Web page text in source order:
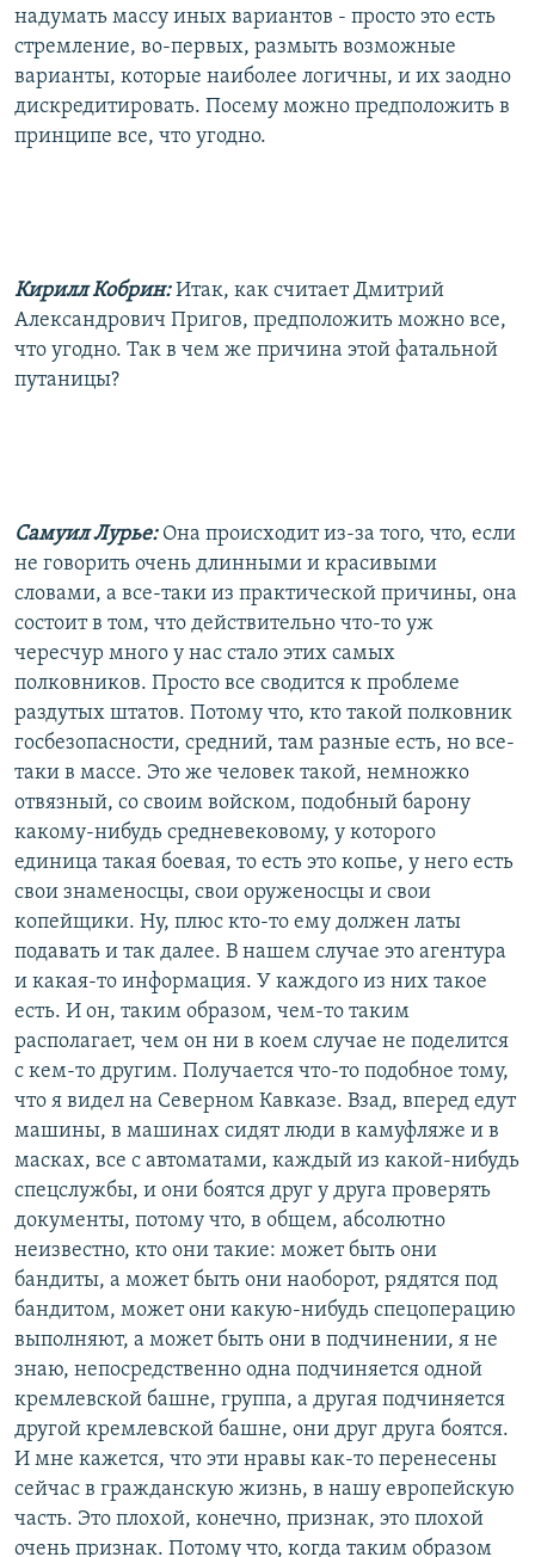
надумать массу иных вариантов - просто это есть
стремление, во-первых, размыть возможные
варианты, которые наиболее логичны, и их заодно
дискредитировать. Посему можно предположить в
принципе все, что угодно.
Кирилл Кобрин:Итак, как считает Дмитрий
Александрович Пригов, предположить можно все,
что угодно. Так в чем же причина этой фатальной
путаницы?
Самуил Лурье: Она происходит из-за того, что, если
не говорить очень длинными и красивыми
словами, а все-таки из практической причины, она
состоит в том, что действительно что-то уж
чересчур много у нас стало этих самых
полковников. Просто все сводится к проблеме
раздутых штатов. Потому что, кто такой полковник
госбезопасности, средний, там разные есть, но все-
таки в массе. Это же человек такой, немножко
отвязный, со своим войском, подобный барону
какому-нибудь средневековому, у которого
единица такая боевая, то есть это копье, у него есть
свои знаменосцы, свои оруженосцы и свои
копейщики. Ну, плюс кто-то ему должен латы
подавать и так далее. В нашем случае это агентура
и какая-то информация. У каждого из них такое
есть. И он, таким образом, чем-то таким
располагает, чем он ни в коем случае не поделится
с кем-то другим. Получается что-то подобное тому,
что я видел на Северном Кавказе. Взад, вперед едут
машины, в машинах сидят люди в камуфляже и в
масках, все с автоматами, каждый из какой-нибудь
спецслужбы, и они боятся друг у друга проверять
документы, потому что, в общем, абсолютно
неизвестно, кто они такие: может быть они
бандиты, а может быть они наоборот, рядятся под
бандитом, может они какую-нибудь спецоперацию
выполняют, а может быть они в подчинении, я не
знаю, непосредственно одна подчиняется одной
кремлевской башне, группа, а другая подчиняется
другой кремлевской башне, они друг друга боятся.
И мне кажется, что эти нравы как-то перенесены
сейчас в гражданскую жизнь, в нашу европейскую
часть. Это плохой, конечно, признак, это плохой
очень признак. Потому что, когда таким образом